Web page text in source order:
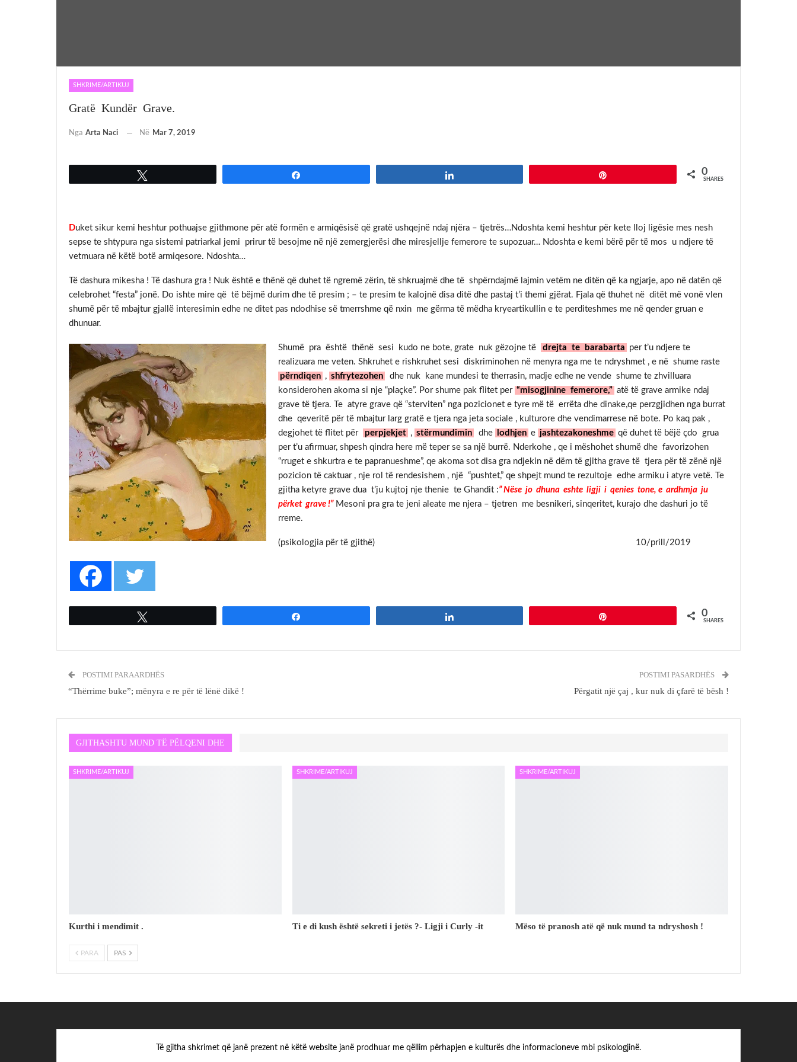
SHKRIME/ARTIKUJ
Gratë Kundër Grave.
Nga Arta Naci Në Mar 7, 2019
0
SHARES
Duket sikur kemi heshtur pothuajse gjithmone për atë formën e armiqësisë që gratë ushqejnë ndaj njëra – tjetrës…Ndoshta kemi heshtur për kete lloj ligësie mes nesh
sepse te shtypura nga sistemi patriarkal jemi prirur të besojme në një zemergjerësi dhe miresjellje femerore te supozuar… Ndoshta e kemi bërë për të mos u ndjere të
vetmuara në këtë botë armiqesore. Ndoshta…
Të dashura mikesha ! Të dashura gra ! Nuk është e thënë që duhet të ngremë zërin, të shkruajmë dhe të shpërndajmë lajmin vetëm ne ditën që ka ngjarje, apo në datën që
celebrohet “festa” jonë. Do ishte mire që të bëjmë durim dhe të presim ; – te presim te kalojnë disa ditë dhe pastaj t’i themi gjërat. Fjala që thuhet në ditët më vonë vlen
shumë për të mbajtur gjallë interesimin edhe ne ditet pas ndodhise së tmerrshme që nxin me gërma të mëdha kryeartikullin e te perditeshmes me në qender gruan e
dhunuar.
Shumë pra është thënë sesi kudo ne bote, grate nuk gëzojne të drejta te barabarta per t’u ndjere te
realizuara me veten. Shkruhet e rishkruhet sesi diskriminohen në menyra nga me te ndryshmet , e në shume raste
përndiqen , shfrytezohen
dhe nuk kane mundesi te therrasin, madje edhe ne vende shume te zhvilluara
konsiderohen akoma si nje “plaçke”. Por shume pak flitet per “misogjinine femerore,” atë të grave armike ndaj
grave të tjera. Te atyre grave që “sterviten” nga pozicionet e tyre më të errëta dhe dinake,qe perzgjidhen nga burrat
dhe qeveritë për të mbajtur larg gratë e tjera nga jeta sociale , kulturore dhe vendimarrese në bote. Po kaq pak ,
degjohet të flitet për
perpjekjet , stërmundimin dhe lodhjen e jashtezakoneshme që duhet të bëjë çdo grua
per t’u afirmuar, shpesh qindra here më teper se sa një burrë. Nderkohe , qe i mëshohet shumë dhe favorizohen
“rruget e shkurtra e te papranueshme”, qe akoma sot disa gra ndjekin në dëm të gjitha grave të tjera për të zënë një
pozicion të caktuar , nje rol të rendesishem , një “pushtet,” qe shpejt mund te rezultoje edhe armiku i atyre vetë. Te
gjitha ketyre grave dua t’ju kujtoj nje thenie te Ghandit :” Nëse jo dhuna eshte ligji i qenies tone, e ardhmja ju
përket grave !”Mesoni pra gra te jeni aleate me njera – tjetren me besnikeri, sinqeritet, kurajo dhe dashuri jo të
rreme.
(psikologjia për të gjithë) 10/prill/2019
0
SHARES
POSTIMI PARAARDHËS
“Thërrime buke”; mënyra e re për të lënë dikë !
POSTIMI PASARDHËS
Përgatit një çaj , kur nuk di çfarë të bësh !
GJITHASHTU MUND TË PËLQENI DHE
SHKRIME/ARTIKUJ
Kurthi i mendimit .
SHKRIME/ARTIKUJ
Ti e di kush është sekreti i jetës ?- Ligji i Curly -it
SHKRIME/ARTIKUJ
Mëso të pranosh atë që nuk mund ta ndryshosh !
PARA PAS
Të gjitha shkrimet që janë prezent në këtë website janë prodhuar me qëllim përhapjen e kulturës dhe informacioneve mbi psikologjinë.